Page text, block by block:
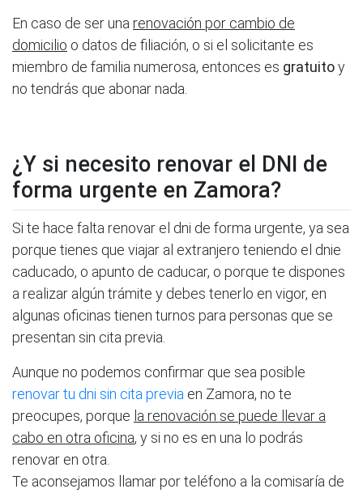
En caso de ser unarenovación por cambio de
domicilio o datos de filiación, o si el solicitante es
miembro de familia numerosa, entonces es gratuitoy
no tendrás que abonar nada.
¿Y si necesito renovar el DNI de
forma urgente en Zamora?
Si te hace falta renovar el dni de forma urgente, ya sea
porque tienes que viajar al extranjero teniendo el dnie
caducado, o apunto de caducar, o porque te dispones
a realizar algún trámite y debes tenerlo en vigor, en
algunas oficinas tienen turnos para personas que se
presentan sin cita previa.
Aunque no podemos confirmar que sea posible
renovar tu dni sin cita previa en Zamora, no te
preocupes, porque la renovación se puede llevar a
cabo en otra oficina, y si no es en una lo podrás
renovar en otra.
Te aconsejamos llamar por teléfono a la comisaría de